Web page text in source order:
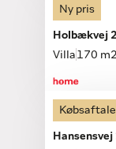
Ny pris
Holbækvej
Villa 170 m2